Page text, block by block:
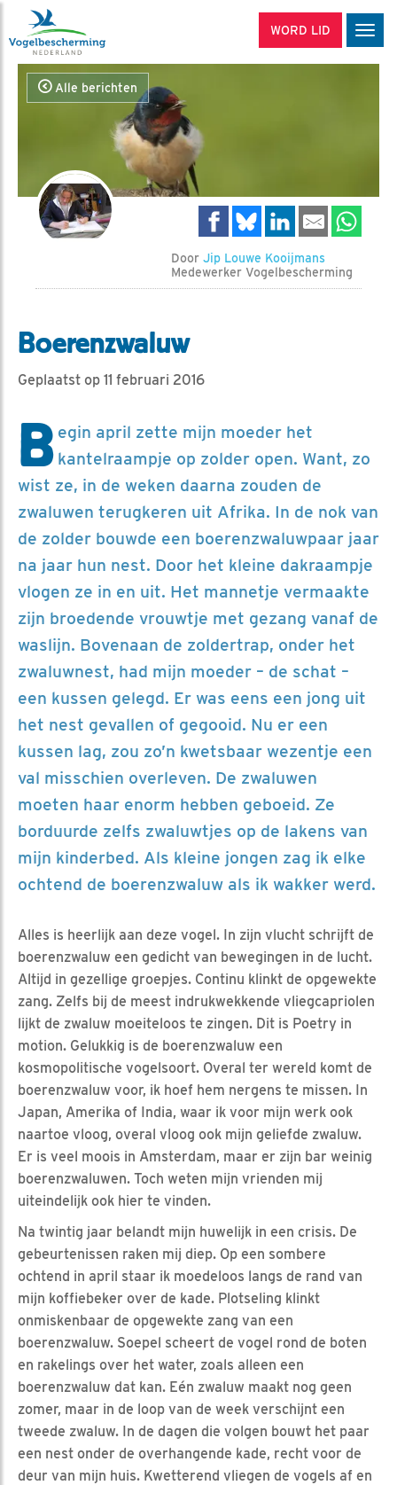
WORD LID
Alle berichten
Door Jip Louwe Kooijmans
Medewerker Vogelbescherming
Boerenzwaluw
Geplaatst op 11 februari 2016
B egin april zette mijn moeder het
kantelraampje op zolder open. Want, zo
wist ze, in de weken daarna zouden de
zwaluwen terugkeren uit Afrika. In de nok van
de zolder bouwde een boerenzwaluwpaar jaar
na jaar hun nest. Door het kleine dakraampje
vlogen ze in en uit. Het mannetje vermaakte
zijn broedende vrouwtje met gezang vanaf de
waslijn. Bovenaan de zoldertrap, onder het
zwaluwnest, had mijn moeder – de schat –
een kussen gelegd. Er was eens een jong uit
het nest gevallen of gegooid. Nu er een
kussen lag, zou zo’n kwetsbaar wezentje een
val misschien overleven. De zwaluwen
moeten haar enorm hebben geboeid. Ze
borduurde zelfs zwaluwtjes op de lakens van
mijn kinderbed. Als kleine jongen zag ik elke
ochtend de boerenzwaluw als ik wakker werd.
Alles is heerlijk aan deze vogel. In zijn vlucht schrijft de
boerenzwaluw een gedicht van bewegingen in de lucht.
Altijd in gezellige groepjes. Continu klinkt de opgewekte
zang. Zelfs bij de meest indrukwekkende vliegcapriolen
lijkt de zwaluw moeiteloos te zingen. Dit is Poetry in
motion. Gelukkig is de boerenzwaluw een
kosmopolitische vogelsoort. Overal ter wereld komt de
boerenzwaluw voor, ik hoef hem nergens te missen. In
Japan, Amerika of India, waar ik voor mijn werk ook
naartoe vloog, overal vloog ook mijn geliefde zwaluw.
Er is veel moois in Amsterdam, maar er zijn bar weinig
boerenzwaluwen. Toch weten mijn vrienden mij
uiteindelijk ook hier te vinden.
Na twintig jaar belandt mijn huwelijk in een crisis. De
gebeurtenissen raken mij diep. Op een sombere
ochtend in april staar ik moedeloos langs de rand van
mijn koffiebeker over de kade. Plotseling klinkt
onmiskenbaar de opgewekte zang van een
boerenzwaluw. Soepel scheert de vogel rond de boten
en rakelings over het water, zoals alleen een
boerenzwaluw dat kan. Eén zwaluw maakt nog geen
zomer, maar in de loop van de week verschijnt een
tweede zwaluw. In de dagen die volgen bouwt het paar
een nest onder de overhangende kade, recht voor de
deur van mijn huis. Kwetterend vliegen de vogels af en